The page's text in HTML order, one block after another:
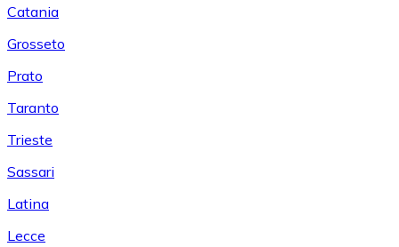
Catania
Grosseto
Prato
Taranto
Trieste
Sassari
Latina
Lecce